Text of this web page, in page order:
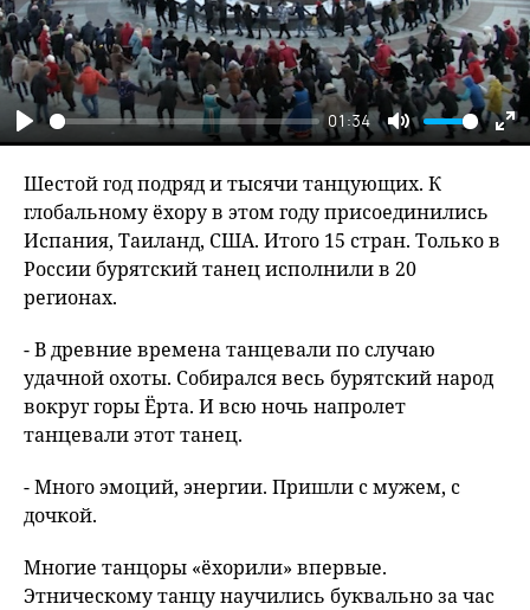
Play
01:34
Mute
Шестой год подряд и тысячи танцующих. К
глобальному ёхору в этом году присоединились
Испания, Таиланд, США. Итого 15 стран. Только в
России бурятский танец исполнили в 20
регионах.
- В древние времена танцевали по случаю
удачной охоты. Собирался весь бурятский народ
вокруг горы Ёрта. И всю ночь напролет
танцевали этот танец.
- Много эмоций, энергии. Пришли с мужем, с
дочкой.
Многие танцоры «ёхорили» впервые.
Этническому танцу научились буквально за час